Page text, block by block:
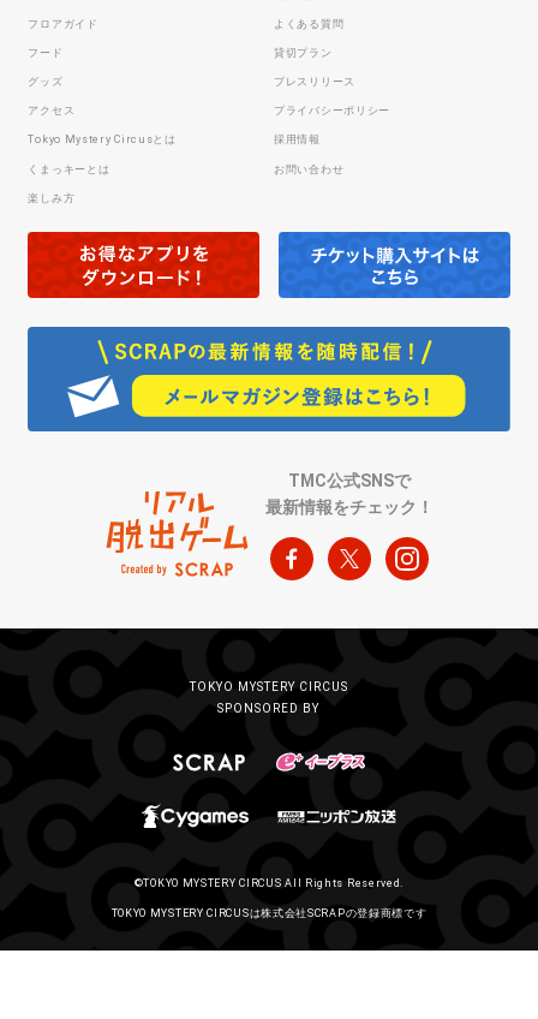
フロアガイド
フード
グッズ
アクセス
Tokyo Mystery Circusとは
くまっキーとは
楽しみ方
よくある質問
貸切プラン
プレスリリース
プライバシーポリシー
採用情報
お問い合わせ
TMC公式SNSで
最新情報をチェック！
TOKYO MYSTERY CIRCUS
SPONSORED BY
©TOKYO MYSTERY CIRCUS All Rights Reserved.
TOKYO MYSTERY CIRCUSは株式会社SCRAPの登録商標です